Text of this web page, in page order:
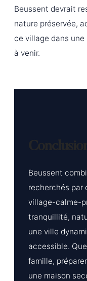
Beussent devrait
nature préservée,
ce village dans
à venir.
Conclusion
Beussent
recherchés par
village-calme-
tranquillité,
une ville
accessible.
famille,
une maison